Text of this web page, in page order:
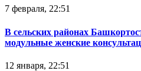
7 февраля, 22:51
В сельских районах
модульные женские
12 января, 22:51